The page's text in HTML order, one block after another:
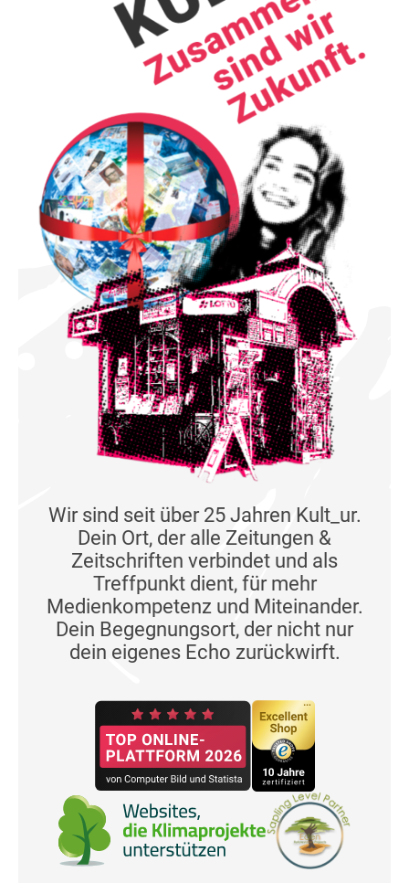
Wir sind seit über 25 Jahren Kult_ur.
Dein Ort, der alle Zeitungen &
Zeitschriften verbindet und als
Treffpunkt dient, für mehr
Medienkompetenz und Miteinander.
Dein Begegnungsort, der nicht nur
dein eigenes Echo zurückwirft.